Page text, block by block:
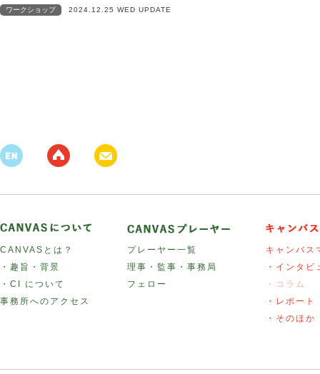
ワークショップ 2024.12.25 WED UPDATE
CANVASとは？
・趣旨・背景
・CI について
事務所へのアクセス
プレーヤー一覧
理事・監事・事務局
フェロー
キャンバス
・インタビ
・コラム
・レポート
・そのほか